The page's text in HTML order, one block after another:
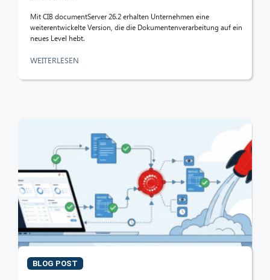
Mit CIB documentServer 26.2 erhalten Unternehmen eine
weiterentwickelte Version, die die Dokumentenverarbeitung auf ein
neues Level hebt.
WEITERLESEN
BLOG POST
Hallo! Was kann ich für Sie tun?